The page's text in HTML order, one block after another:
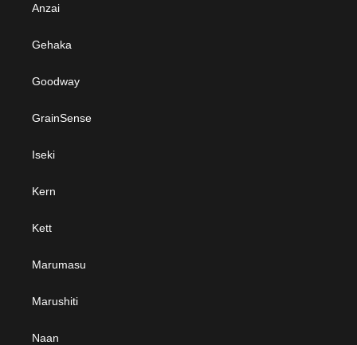
Anzai
Gehaka
Goodway
GrainSense
Iseki
Kern
Kett
Marumasu
Marushiti
Naan